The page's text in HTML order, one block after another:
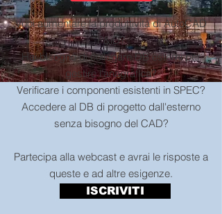
Vuoi aumentare la produttività di AutoCAD
P&iD?
Hai bisogno di collegare DB esterni per
gestire l'anagrafica?
Verificare i componenti esistenti in SPEC?
Accedere al DB di progetto dall'esterno
senza bisogno del CAD?
Partecipa alla webcast e avrai le risposte a
queste e ad altre esigenze.
ISCRIVITI